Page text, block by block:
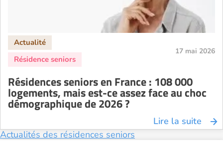
17 mai 2026
Résidences seniors en France : 108 000
logements, mais est-ce assez face au choc
démographique de 2026 ?
Lire la suite
Actualités des résidences seniors